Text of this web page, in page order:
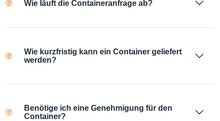
Wie läuft die Containeranfrage ab?
Wie kurzfristig kann ein Container geliefert
werden?
Benötige ich eine Genehmigung für den
Container?